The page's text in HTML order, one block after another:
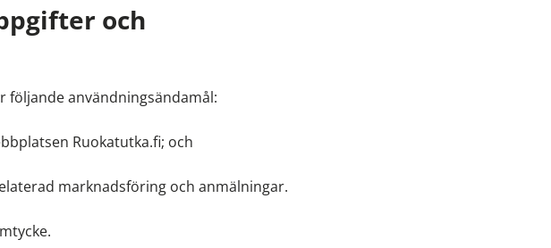
och
användningsändamål:
Ruokatutka.fi; och
marknadsföring och anmälningar.